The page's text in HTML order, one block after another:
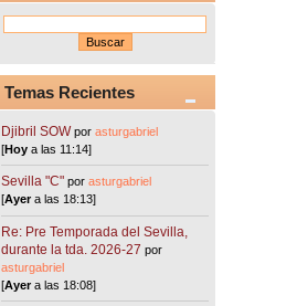
Temas Recientes
Djibril SOW porasturgabriel
[Hoy a las 11:14]
Sevilla "C"porasturgabriel
[Ayera las 18:13]
Re: Pre Temporada del Sevilla,
durante la tda. 2026-27 por
asturgabriel
[Ayera las 18:08]